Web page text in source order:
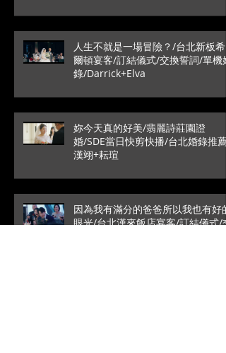
人生不就是一場冒險？/台北新板希
爾頓宴客/訂結儀式/交換誓詞/單機婚
錄/Darrick+Elva
妳今天真的好美/翡麗詩莊園證
婚/SDE當日快剪快播/台北婚錄推薦/
漢翊+耘瑄
因為我有滿分的爸爸所以我也有好的
眼光/台北漢來飯店宴客/訂結儀式/交